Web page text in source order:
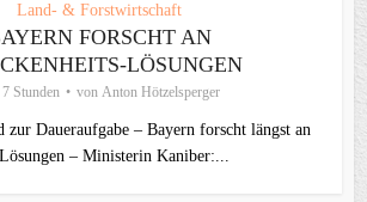
Land- & Forstwirtschaft
FORSCHT AN
LÖSUNGEN
Stunden von Anton Hötzelsperger
Daueraufgabe – Bayern forscht längst an
– Ministerin Kaniber:...